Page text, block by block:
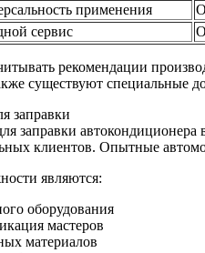
применения
сервис
рекомендации
существуют специальные
заправки
заправки
клиентов. Опытные
являются:
оборудования
мастеров
материалов